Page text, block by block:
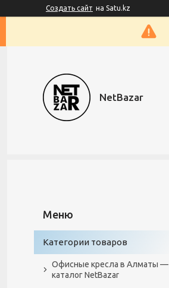
Создать сайт на Satu.kz
NetBazar
Категории товаров
Офисные кресла в Алматы —
каталог NetBazar